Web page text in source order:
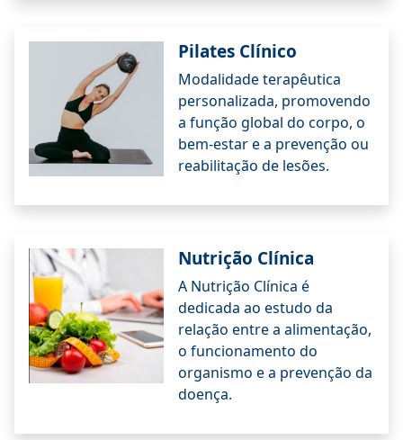
Pilates Clínico
Modalidade terapêutica
personalizada, promovendo
a função global do corpo, o
bem-estar e a prevenção ou
reabilitação de lesões.
Nutrição Clínica
A Nutrição Clínica é
dedicada ao estudo da
relação entre a alimentação,
o funcionamento do
organismo e a prevenção da
doença.